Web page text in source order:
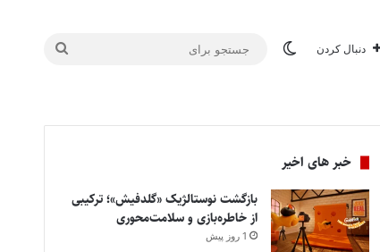
دنبال کردن تغییر پوسته
جستجو
خبر های اخیر
بازگشت نوستالژیک «گلدفیش»؛ ترکیبی
از خاطره‌بازی و سلامت‌محوری
1 روز پیش